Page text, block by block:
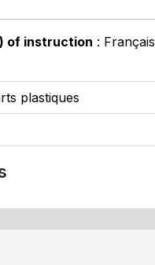
of instruction : Français
plastiques